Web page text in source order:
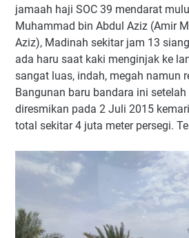
jamaah haji SOC 39 mendarat
Muhammad bin Abdul Aziz (Amir
Aziz), Madinah sekitar jam 13
ada haru saat kaki menginjak ke
sangat luas, indah, megah namun
Bangunan baru bandara ini
diresmikan pada 2 Juli 2015
total sekitar 4 juta meter persegi.